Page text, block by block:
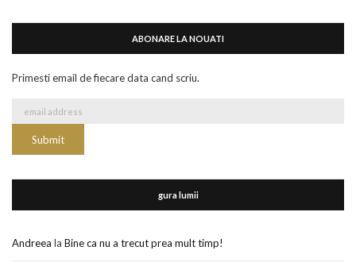
ABONARE LA NOUATI
Primesti email de fiecare data cand scriu.
gura lumii
Andreea la Bine ca nu a trecut prea mult timp!